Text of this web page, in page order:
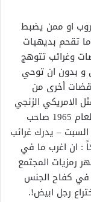
او ممن يضبط
تقحم بديهيات
وغرائب تتوهج
و بدون ان توحي
أخرى من
الامريكي الزنجي
والكوميدي الشهير كرس روك المولود في العام 1965 صاحب
السبت – يدرك غرائب
: ان اغرب ما في
رمزيات المجتمع
في كفاح الجنس
رجل ابيض!.